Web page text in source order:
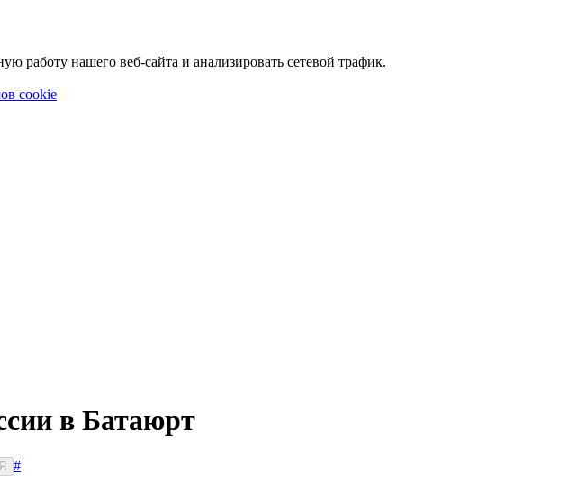
работу нашего веб-сайта и анализировать сетевой трафик.
cookie
в Батаюрт
Я
#